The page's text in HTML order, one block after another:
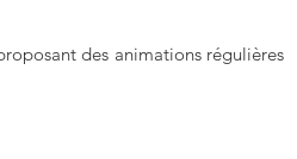
des animations régulières